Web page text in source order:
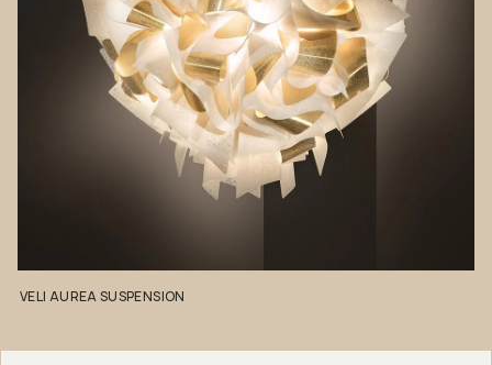
VELI AUREASUSPENSION